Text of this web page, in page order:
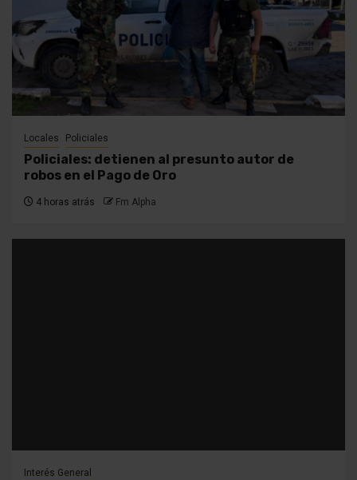
Locales Policiales
Policiales: detienen al presunto autor de
robos en el Pago de Oro
4 horas atrás Fm Alpha
Interés General